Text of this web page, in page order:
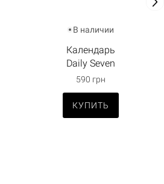
В наличии
Календарь
Daily Seven
590 грн
КУПИТЬ